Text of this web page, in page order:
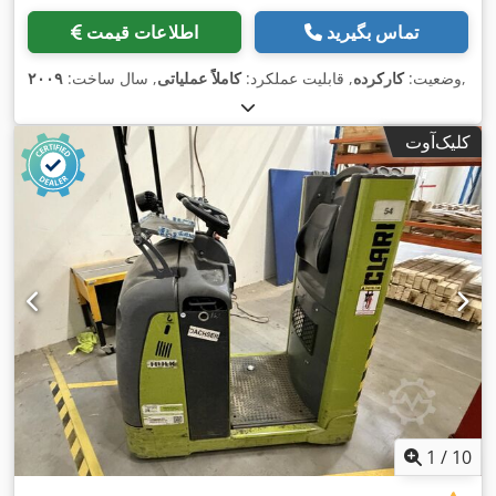
اطلاعات قیمت تماس بگیرید
وضعیت:کارکرده, قابلیت عملکرد:کاملاً عملیاتی, سال ساخت: ۲۰۰۹ ,
کلیک‌آوت
1 / 10